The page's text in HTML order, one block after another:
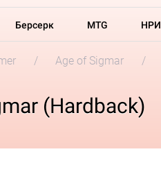
Берсерк MTG НРИ
Age of Sigmar
(Hardback)